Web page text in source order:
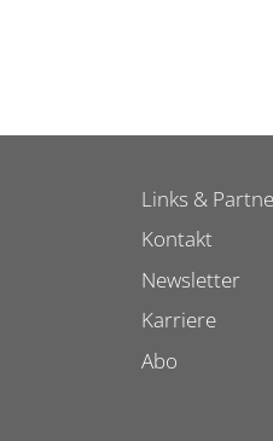
Links &
Kontakt
Newsletter
Karriere
Abo